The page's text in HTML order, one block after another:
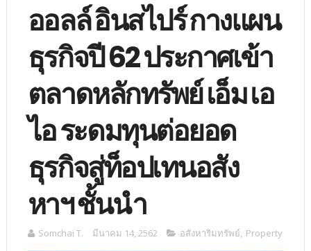
ออลล์ อินสไปร์ กางแผน
ธุรกิจปี 62 ประกาศเข้า
ตลาดหลักทรัพย์ เอ็ม เอ
ไอ ระดมทุนต่อยอด
ธุรกิจสู่ท็อปเทนอสัง
หาฯ ชั้นนำ
Somchai T. มีนาคม 14, 2562 อสังหาริมทรัพย์, Property